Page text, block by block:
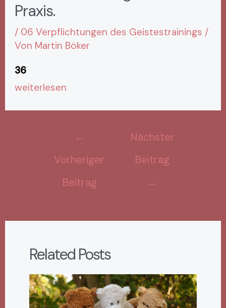
Praxis.
/ 06 Verpflichtungen des Geistestrainings /
Von Martin Böker
36
weiterlesen
←
Vorheriger
Beitrag
Nächster
Beitrag
→
Related Posts